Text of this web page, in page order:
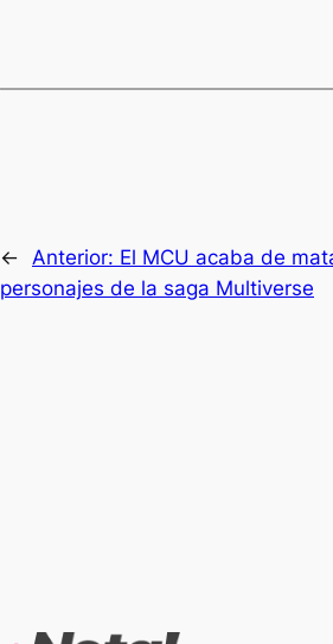
← Anterior: El MCU acaba de
personajes de la saga Multiverse